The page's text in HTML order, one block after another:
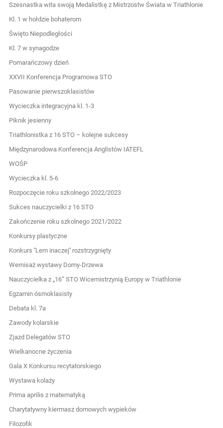
Szesnastka wita swoją Medalistkę z Mistrzostw Świata w Triathlonie
Kl. 1 w hołdzie bohaterom
Święto Niepodległości
Kl. 7 w synagodze
Pomarańczowy dzień
XXVII Konferencja Programowa STO
Pasowanie pierwszoklasistów
Wycieczka integracyjna kl. 1-3
Piknik jesienny
Triathlonistka z 16 STO – kolejne sukcesy
Międzynarodowa Konferencja Anglistów IATEFL
WOŚP
Wycieczka kl. 5-6
Rozpoczęcie roku szkolnego 2022/2023
Sukces nauczycielki z 16 STO
Zakończenie roku szkolnego 2021/2022
Konkursy plastyczne
Konkurs ''Lem inaczej'' rozstrzygnięty
Wernisaż wystawy Domy-Drzewa
Nauczycielka z „16” STO Wicemistrzynią Europy w Triathlonie
Egzamin ósmoklasisty
Debata kl. 7a
Zawody kolarskie
Zjazd Delegatów STO
Wielkanocne życzenia
Gala X Konkursu recytatorskiego
Wystawa kolaży
Prima aprilis z matematyką
Charytatywny kiermasz domowych wypieków
Filozofik